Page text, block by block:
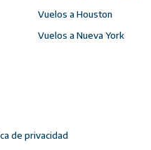
Vuelos a Houston
Vuelos a Nueva York
de privacidad